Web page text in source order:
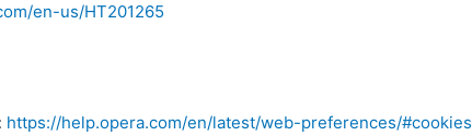
en-us/HT201265
https://help.opera.com/en/latest/web-preferences/#cookies